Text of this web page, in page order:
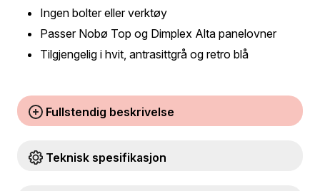
Ingen bolter eller verktøy
Passer Nobø Top og Dimplex Alta panelovner
Tilgjengelig i hvit, antrasittgrå og retro blå
Fullstendig beskrivelse
Teknisk spesifikasjon